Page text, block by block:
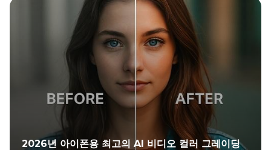
2026년 아이폰용 최고의 AI 비디오 컬러 그레이딩